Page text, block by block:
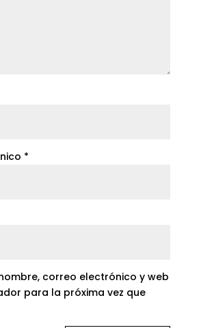
*
correo electrónico y web
para la próxima vez que